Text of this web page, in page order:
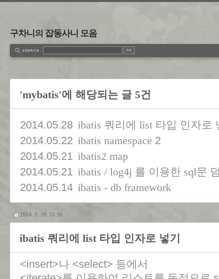
구차니의 잡동사니 모음
'mybatis'에 해당되는 글 5건
2014.05.28 ibatis 쿼리에 list 타입 인자로
2014.05.22 ibatis namespace 2
2014.05.21 ibatis2 map
2014.05.21 ibatis / log4j 를 이용한 sql문
2014.05.14 ibatis - db framework
2014. 5. 28. 21:38
ibatis 쿼리에 list 타입 인자로 넣기
<insert>나 <select> 등에서